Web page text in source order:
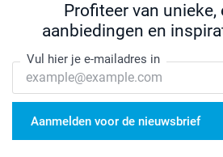
Profiteer van unieke,
aanbiedingen en
Vul hier je e-mailadres in
Aanmelden voor de nieuwsbrief